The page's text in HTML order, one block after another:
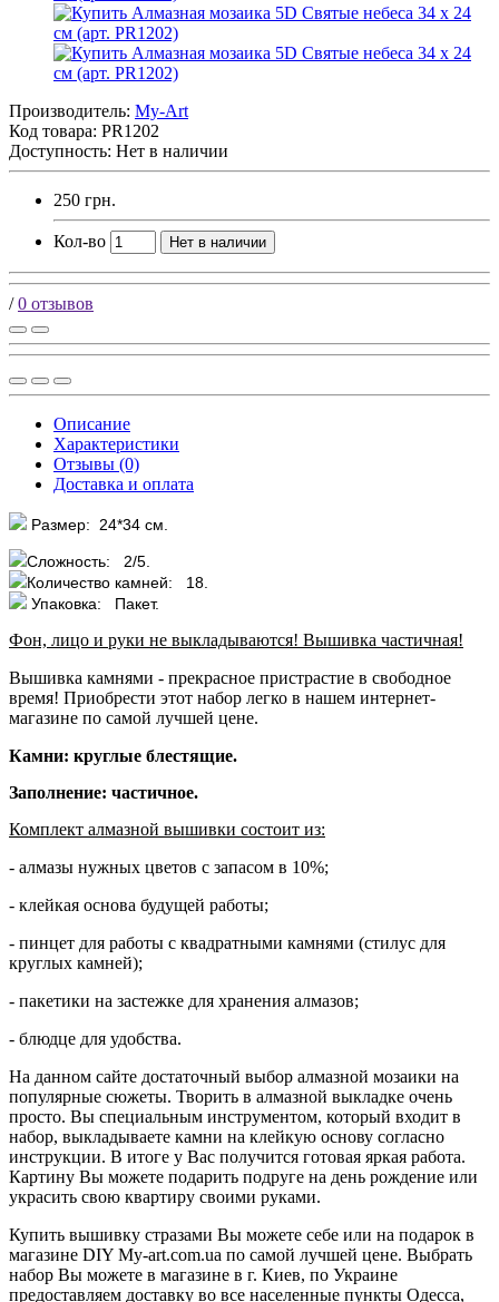
Производитель: My-Art
Код товара: PR1202
Доступность: Нет в наличии
250 грн.
Кол-во Нет в наличии
/0 отзывов
Описание
Характеристики
Отзывы (0)
Доставка и оплата
Размер: 24*34 см.
Сложность: 2/5.
Количество камней: 18.
Упаковка: Пакет.
Фон, лицо и руки не выкладываются! Вышивка частичная!
Вышивка камнями - прекрасное пристрастие в свободное
время! Приобрести этот набор легко в нашем интернет-
магазине по самой лучшей цене.
Камни: круглые блестящие.
Заполнение: частичное.
Комплект алмазной вышивки состоит из:
- алмазы нужных цветов с запасом в 10%;
- клейкая основа будущей работы;
- пинцет для работы с квадратными камнями (стилус для
круглых камней);
- пакетики на застежке для хранения алмазов;
- блюдце для удобства.
На данном сайте достаточный выбор алмазной мозаики на
популярные сюжеты. Творить в алмазной выкладке очень
просто. Вы специальным инструментом, который входит в
набор, выкладываете камни на клейкую основу согласно
инструкции. В итоге у Вас получится готовая яркая работа.
Картину Вы можете подарить подруге на день рождение или
украсить свою квартиру своими руками.
Купить вышивку стразами Вы можете себе или на подарок в
магазине DIY My-art.com.ua по самой лучшей цене. Выбрать
набор Вы можете в магазине в г. Киев, по Украине
предоставляем доставку во все населенные пункты Одесса,